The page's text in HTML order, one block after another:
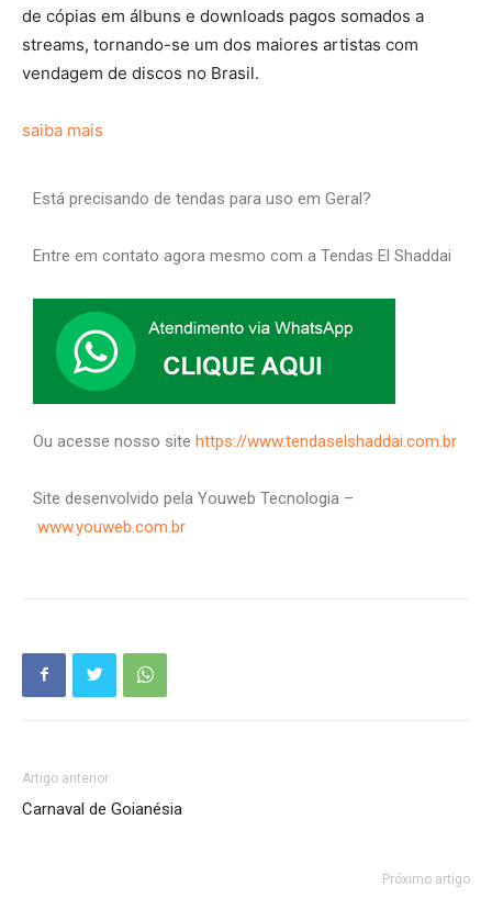
de cópias em álbuns e downloads pagos somados a
streams, tornando-se um dos maiores artistas com
vendagem de discos no Brasil.
saiba mais
Está precisando de tendas para uso em Geral?
Entre em contato agora mesmo com a Tendas El Shaddai
Ou acesse nosso site https://www.tendaselshaddai.com.br
Site desenvolvido pela Youweb Tecnologia –
www.youweb.com.br
Artigo anterior
Carnaval de Goianésia
Próximo artigo